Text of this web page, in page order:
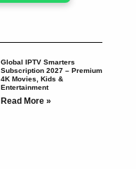
Global IPTV Smarters
Subscription 2027 – Premium
4K Movies, Kids &
Entertainment
Read More »